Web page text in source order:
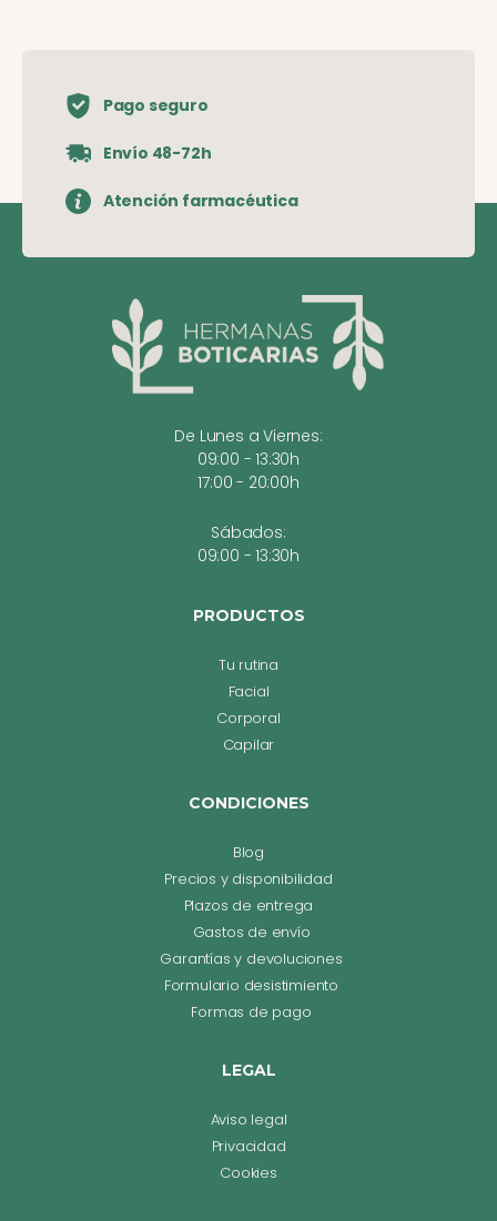
Pago seguro
Envío 48-72h
Atención farmacéutica
De Lunes a Viernes:
09:00 - 13:30h
17:00 - 20:00h
Sábados:
09:00 - 13:30h
PRODUCTOS
Tu rutina
Facial
Corporal
Capilar
CONDICIONES
Blog
Precios y disponibilidad
Plazos de entrega
Gastos de envío
Garantías y devoluciones
Formulario desistimiento
Formas de pago
LEGAL
Aviso legal
Privacidad
Cookies